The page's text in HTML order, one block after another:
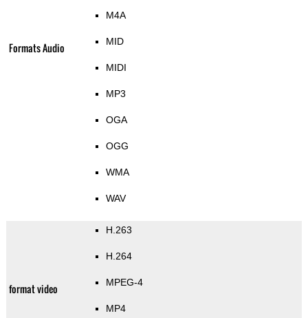
Formats Audio
M4A
MID
MIDI
MP3
OGA
OGG
WMA
WAV
format video
H.263
H.264
MPEG-4
MP4